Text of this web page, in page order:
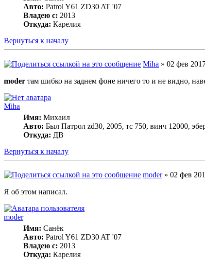
Авто: Patrol Y61 ZD30 AT '07
Владею с: 2013
Откуда: Карелия
Вернуться к началу
Miha » 02 фев
moder там шибко на заднем фоне ничего то и не видно,
Miha
Имя: Михаил
Авто: Был Патрол zd30, 2005, тс 750, винч 12000,
Откуда: ДВ
Вернуться к началу
moder» 02 фев
Я об этом написал.
moder
Имя: Санёк
Авто: Patrol Y61 ZD30 AT '07
Владею с: 2013
Откуда: Карелия